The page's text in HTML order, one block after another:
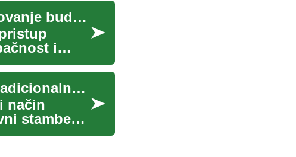
Kontejnerske kuće: Održivo i moderno stanovanje budućnosti
i
Kontejnerski domovi: Moderna alternativa tradicionalnoj gradnji
način
stambeni